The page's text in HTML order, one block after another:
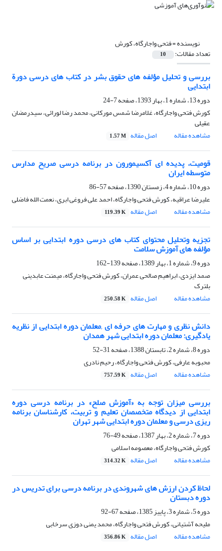
نویسنده =فتحی واجارگاه، کورش
تعداد مقالات: 10
بررسی و تحلیل مؤلفه های حقوق بشر در کتاب های درسی دورة
ابتدایی
دوره 13، شماره 1، بهار 1393، صفحه
7-24
کورش فتحی واجارگاه، غلامرضا شمس مورکانی، محمد رضا لورائی، سیدرمضان
عقیلی
مشاهده مقاله
اصل مقاله 1.57 M
قومیت، پدیده ای آکسیمورون در برنامه درسی صریح مدارس
متوسطه ایران
دوره 10، شماره 4، زمستان 1390، صفحه
57-86
علیرضا عراقیه، کورش فتحی واجارگاه، احمد علی فروغی ابری، نعمت الله فاضلی
مشاهده مقاله
اصل مقاله 119.39 K
تجزیه وتحلیل محتوای کتاب های درسی دوره ابتدایی بر اساس
مؤلفه های آموزش سلامت
دوره 9، شماره 1، بهار 1389، صفحه
139-162
صمد ایزدی، ابراهیم صالحی عمران، کورش فتحی واجارگاه، میمنت عابدینی
بلترک
مشاهده مقاله
اصل مقاله 250.58 K
دانش نظری و مهارت های حرفه ای ,معلمان دوره ابتدایی از نظریه
یادگیری: معلمان دوره ابتدایی شهر همدان
دوره 8، شماره 2، تابستان 1388، صفحه
31-52
محبوبه عارفی، کورش فتحی واجارگاه، رحیم نادری
مشاهده مقاله
اصل مقاله 757.59 K
بررسی میزان توجه به «آموزش صلح» در برنامه درسی دوره
ابتدایی از دیدگاه متخصصان تعلیم و تربیت، کارشناسان برنامه
ریزی درسی و معلمان دوره ابتدایی شهر تهران
دوره 7، شماره 2، بهار 1387، صفحه
49-76
کورش فتحی واجارگاه، معصومه اسلامی
مشاهده مقاله
اصل مقاله 314.32 K
لحاظ کردن ارزش های شهروندی در برنامه درسی برای تدریس در
دوره دبستان
دوره 5، شماره 3، پاییز 1385، صفحه
67-92
ملیحه آشتیانی، کورش فتحی واجارگاه، محمد یمنی دوزی سرخابی
مشاهده مقاله
اصل مقاله 356.86 K